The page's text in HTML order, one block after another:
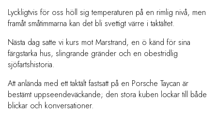
Lyckligtvis för oss höll sig temperaturen på en rimlig nivå, men
framåt småtimmarna kan det bli svettigt värre i taktältet.
Nästa dag satte vi kurs mot Marstrand, en ö känd för sina
färgstarka hus, slingrande gränder och en obestridlig
sjöfartshistoria.
Att anlända med ett taktält fastsatt på en Porsche Taycan är
bestämt uppseendeväckande; den stora kuben lockar till både
blickar och konversationer.